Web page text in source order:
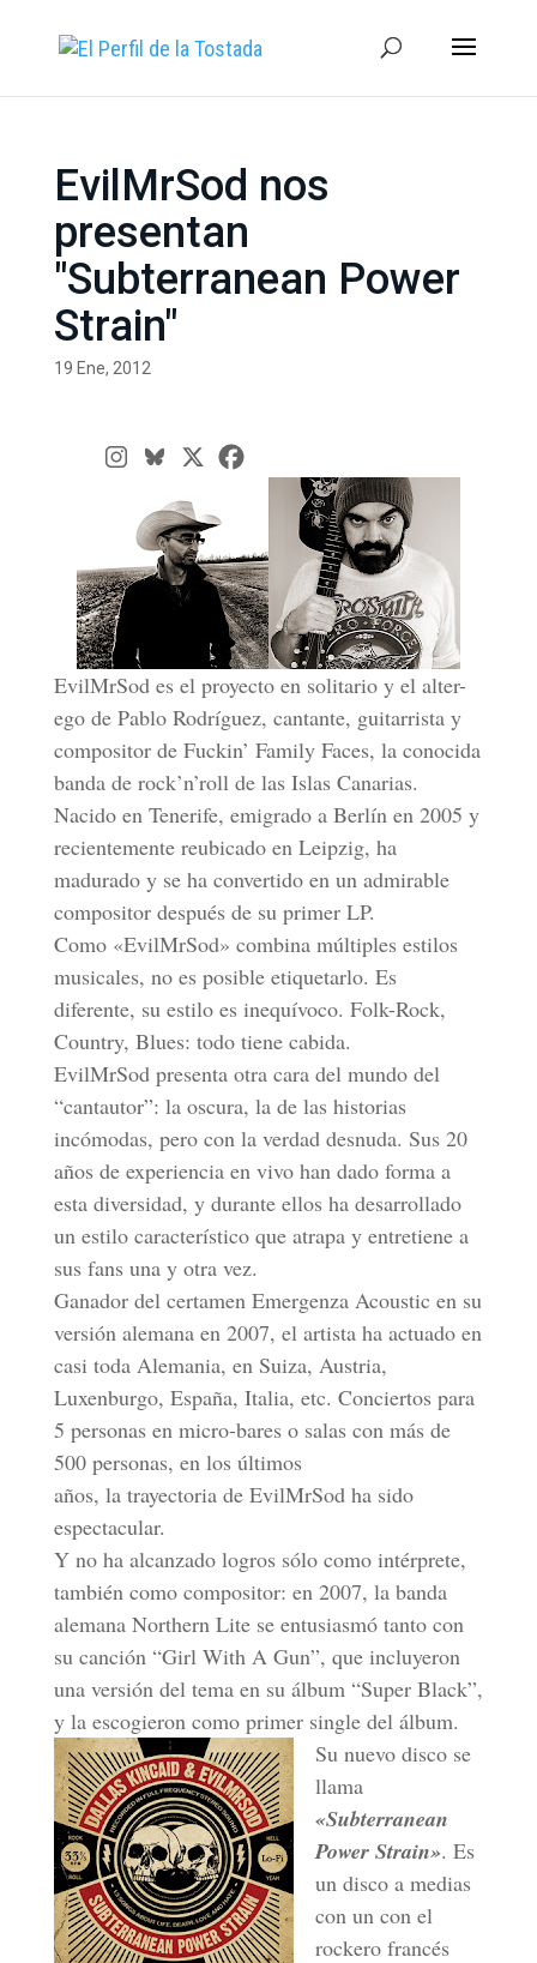
EvilMrSod nos
presentan
"Subterranean Power
Strain"
19 Ene, 2012
EvilMrSod es el proyecto en solitario y el alter-
ego de Pablo Rodríguez, cantante, guitarrista y
compositor de Fuckin’ Family Faces, la conocida
banda de rock’n’roll de las Islas Canarias.
Nacido en Tenerife, emigrado a Berlín en 2005 y
recientemente reubicado en Leipzig, ha
madurado y se ha convertido en un admirable
compositor después de su primer LP.
Como «EvilMrSod» combina múltiples estilos
musicales, no es posible etiquetarlo. Es
diferente, su estilo es inequívoco. Folk-Rock,
Country, Blues: todo tiene cabida.
EvilMrSod presenta otra cara del mundo del
“cantautor”: la oscura, la de las historias
incómodas, pero con la verdad desnuda. Sus 20
años de experiencia en vivo han dado forma a
esta diversidad, y durante ellos ha desarrollado
un estilo característico que atrapa y entretiene a
sus fans una y otra vez.
Ganador del certamen Emergenza Acoustic en su
versión alemana en 2007, el artista ha actuado en
casi toda Alemania, en Suiza, Austria,
Luxenburgo, España, Italia, etc. Conciertos para
5 personas en micro-bares o salas con más de
500 personas, en los últimos
años, la trayectoria de EvilMrSod ha sido
espectacular.
Y no ha alcanzado logros sólo como intérprete,
también como compositor: en 2007, la banda
alemana Northern Lite se entusiasmó tanto con
su canción “Girl With A Gun”, que incluyeron
una versión del tema en su álbum “Super Black”,
y la escogieron como primer single del álbum.
Su nuevo disco se
llama
«Subterranean
Power Strain». Es
un disco a medias
con un con el
rockero francés